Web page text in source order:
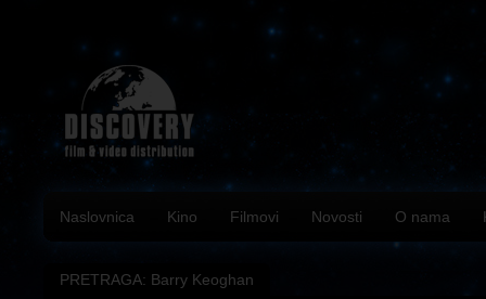
Naslovnica Kino Filmovi Novosti O nama
PRETRAGA: Barry Keoghan